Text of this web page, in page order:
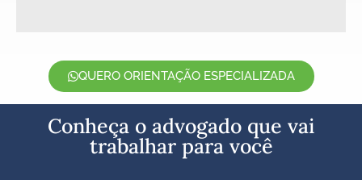
QUERO ORIENTAÇÃO ESPECIALIZADA
Conheça o advogado que vai
trabalhar para você